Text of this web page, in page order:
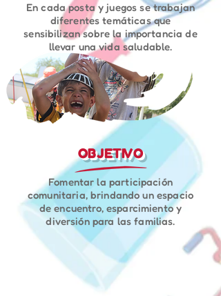
En cada posta y juegos se trabajan
diferentes temáticas que
sensibilizan sobre la importancia de
llevar una vida saludable.
OBJETIVO
Fomentar la participación
comunitaria, brindando un espacio
de encuentro, esparcimiento y
diversión para las familias.